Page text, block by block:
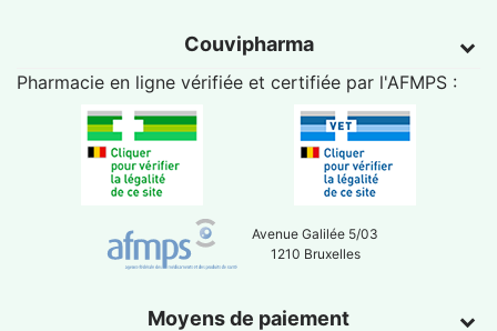
Couvipharma
Pharmacie en ligne vérifiée et certifiée par l'AFMPS :
Avenue Galilée 5/03
1210 Bruxelles
Moyens de paiement